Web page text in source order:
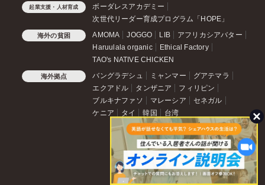
起業支援・人材育成
ボーダレスアカデミー
次世代リーダー育成プログラム「HOPE」
海外の貧困 AMOMA JOGGO LIB
アフリカシアバター
Haruulala organic
Ethical Factory
TAO's NATIVE CHICKEN
海外拠点 バングラデシュ ミャンマー
グアテマラ
エクアドル
タンザニア
フィリピン
ブルキナファソ
マレーシア
セネガル
ケニア
タイ 韓国 台湾